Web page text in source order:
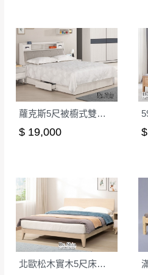
蘿克斯5尺被櫥式雙人床│床架
$ 19,000
北歐松木實木5尺床台│床架